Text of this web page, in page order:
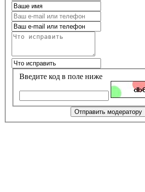
Введите код в поле ниже
Отправить модератору